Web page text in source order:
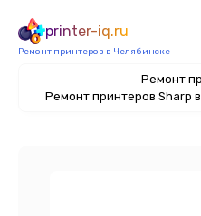
printer-iq.ru
Ремонт принтеров в Челябинске
Ремонт
Ремонт принтеров Sharp